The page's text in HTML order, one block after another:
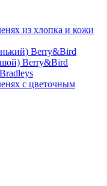
из хлопка и кожи
Berry&Bird
Berry&Bird
с цветочным